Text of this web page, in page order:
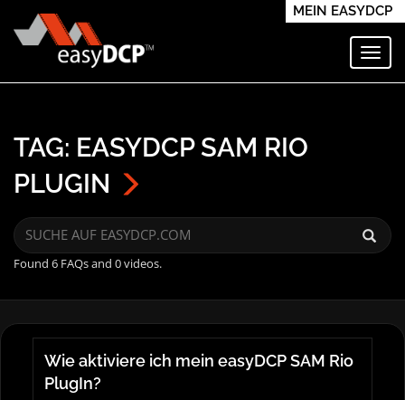
MEIN EASYDCP
TAG: EASYDCP SAM RIO
PLUGIN
Found 6 FAQs and 0 videos.
Wie aktiviere ich mein easyDCP SAM Rio
PlugIn?